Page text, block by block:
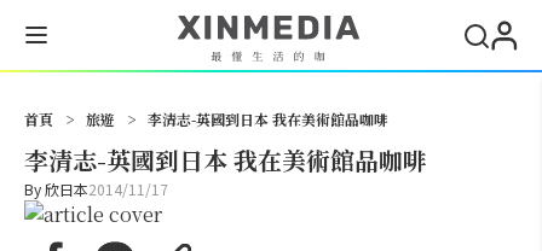
首頁 > 旅遊 > 李清志-英國到日本 我在美術館品咖啡
李清志-英國到日本 我在美術館品咖啡
By欣日本2014/11/17